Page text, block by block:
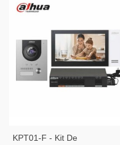
KPT01-F - Kit De